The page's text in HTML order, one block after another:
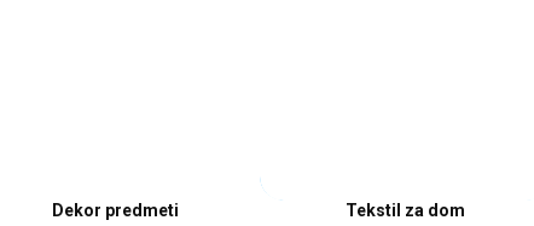
Dekor predmeti Tekstil za dom